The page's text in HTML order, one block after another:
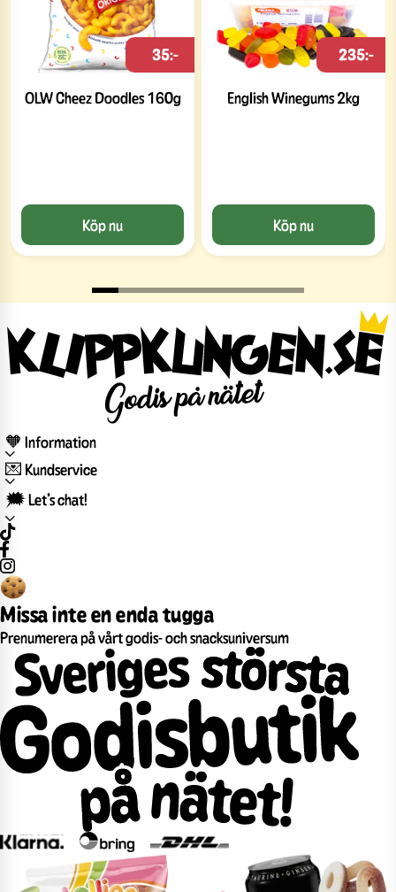
OLW Cheez Doodles 160g
35:-
Köp nu
English Winegums 2kg
235:-
Köp nu
🧡 Information
💌 Kundservice
🗯️ Let’s chat!
Missa inte en enda tugga
Prenumerera på vårt godis- och snacksuniversum